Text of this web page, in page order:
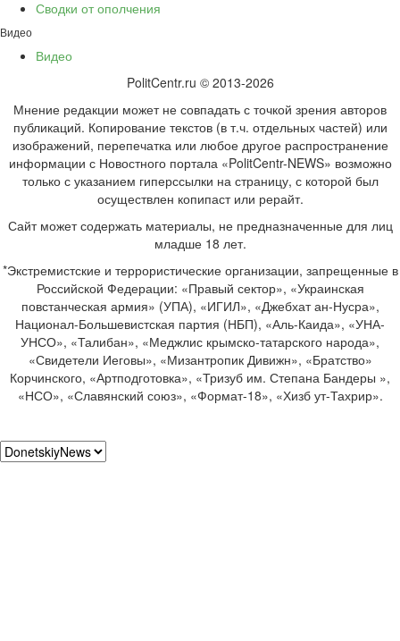
Сводки от ополчения
Видео
Видео
PolitCentr.ru © 2013-2026
Мнение редакции может не совпадать с точкой зрения авторов
публикаций. Копирование текстов (в т.ч. отдельных частей) или
изображений, перепечатка или любое другое распространение
информации с Новостного портала «PolitCentr-NEWS» возможно
только с указанием гиперссылки на страницу, с которой был
осуществлен копипаст или рерайт.
Сайт может содержать материалы, не предназначенные для лиц
младше 18 лет.
*Экстремистские и террористические организации, запрещенные в
Российской Федерации: «Правый сектор», «Украинская
повстанческая армия» (УПА), «ИГИЛ», «Джебхат ан-Нусра»,
Национал-Большевистская партия (НБП), «Аль-Каида», «УНА-
УНСО», «Талибан», «Меджлис крымско-татарского народа»,
«Свидетели Иеговы», «Мизантропик Дивижн», «Братство»
Корчинского, «Артподготовка», «Тризуб им. Степана Бандеры »,
«НСО», «Славянский союз», «Формат-18», «Хизб ут-Тахрир».